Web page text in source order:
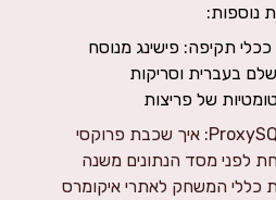
נוספות:
AI ככלי תקיפה: פישינג מנוסח
בעברית וסריקות
של פריצות
ProxySQL: איך שכבת פרוקסי
לפני מסד הנתונים משנה
כללי המשחק לאתרי איקומרס